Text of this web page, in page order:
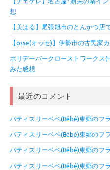
想
【美はる】尾張旭市のとんかつ店
【osse(オッセ)】伊勢市の古民家
ホリデーパークローストワークス
みた感想
最近のコメント
パティスリーベベ(Bébé)東郷のフ
パティスリーベベ(Bébé)東郷のフ
パティスリーベベ(Bébé)東郷のフ
パティスリーベベ(Bébé)東郷のフ